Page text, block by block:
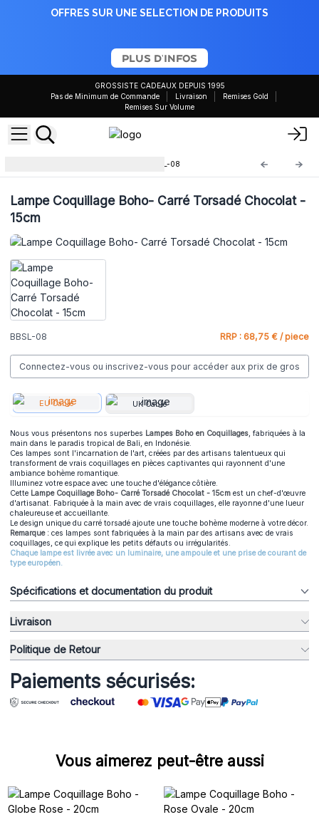
OFFRES SUR UNE SELECTION DE PRODUITS
PLUS D'INFOS
GROSSISTE CADEAUX DEPUIS 1995
Pas de Minimum de Commande
Livraison
Remises Gold
Remises Sur Volume
BBSL-08
Lampe Coquillage Boho- Carré Torsadé Chocolat -
15cm
BBSL-08 RRP : 68,75 € / piece
Connectez-vous ou inscrivez-vous pour accéder aux prix de gros
EU Cable UK Cable
Nous vous présentons nos superbes Lampes Boho en Coquillages, fabriquées à la
main dans le paradis tropical de Bali, en Indonésie.
Ces lampes sont l'incarnation de l'art, créées par des artisans talentueux qui
transforment de vrais coquillages en pièces captivantes qui rayonnent d'une
ambiance bohème romantique.
Illuminez votre espace avec une touche d'élégance côtière.
Cette Lampe Coquillage Boho- Carré Torsadé Chocolat - 15cm est un chef-d'œuvre
d'artisanat. Fabriquée à la main avec de vrais coquillages, elle rayonne d'une lueur
chaleureuse et accueillante.
Le design unique du carré torsadé ajoute une touche bohème moderne à votre décor.
Remarque : ces lampes sont fabriquées à la main par des artisans avec de vrais
coquillages, ce qui explique les petits défauts ou irrégularités.
Chaque lampe est livrée avec un luminaire, une ampoule et une prise de courant de
type européen.
Spécifications et documentation du produit
Livraison
Politique de Retour
Paiements sécurisés:
Vous aimerez peut-être aussi